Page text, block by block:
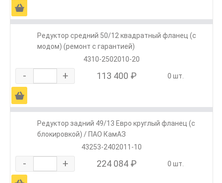
Ä
Редуктор средний 50/12 квадратный фланец (с
модом) (ремонт с гарантией)
4310-2502010-20
- + 113 400 ₽ 0 шт.
Ä
Редуктор задний 49/13 Евро круглый фланец (с
блокировкой) / ПАО КамАЗ
43253-2402011-10
- + 224 084 ₽ 0 шт.